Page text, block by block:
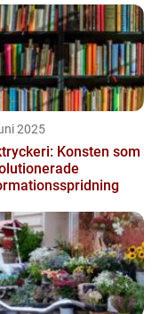
2025
Konsten som